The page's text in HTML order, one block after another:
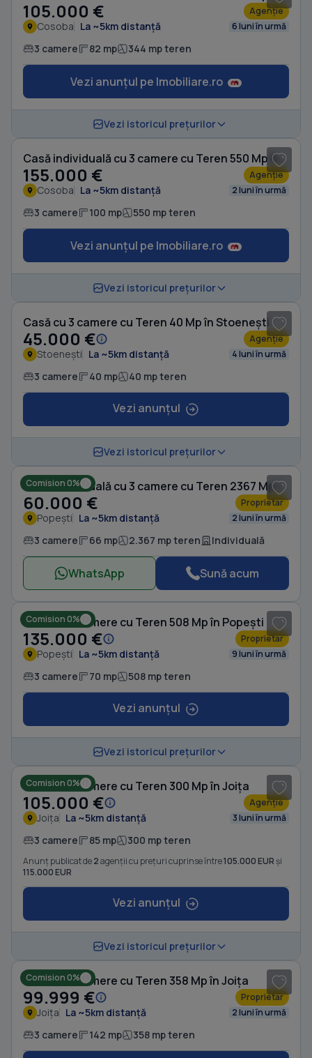
105.000 € Agenție
Cosoba La ~5km distanță 6 luni în urmă
3 camere 82 mp 344 mp teren
Vezi anunțul pe Imobiliare.ro
Vezi istoricul prețurilor
Casă individuală cu 3 camere cu Teren 550 Mp în Cosoba
155.000 € Agenție
Cosoba La ~5km distanță 2 luni în urmă
3 camere 100 mp 550 mp teren
Vezi anunțul pe Imobiliare.ro
Vezi istoricul prețurilor
Casă cu 3 camere cu Teren 40 Mp în Stoenești
45.000 € Agenție
Stoenești La ~5km distanță 4 luni în urmă
3 camere 40 mp 40 mp teren
Vezi anunțul
Vezi istoricul prețurilor
Comision 0% Casă individuală cu 3 camere cu Teren 2367 Mp în Popești
60.000 € Proprietar
Popești La ~5km distanță 2 luni în urmă
3 camere 66 mp 2.367 mp teren Individuală
WhatsApp Sună acum
Comision 0%
Casă cu 3 camere cu Teren 508 Mp în Popești
135.000 € Proprietar
Popești La ~5km distanță 9 luni în urmă
3 camere 70 mp 508 mp teren
Vezi anunțul
Vezi istoricul prețurilor
Comision 0%
Casă cu 3 camere cu Teren 300 Mp în Joița
105.000 € Agenție
Joița La ~5km distanță 3 luni în urmă
3 camere 85 mp 300 mp teren
Anunț publicat de2agenții cu prețuri cuprinse între105.000 EURși
115.000 EUR
Vezi anunțul
Vezi istoricul prețurilor
Comision 0%
Casă cu 3 camere cu Teren 358 Mp în Joița
99.999 € Proprietar
Joița La ~5km distanță 2 luni în urmă
3 camere 142 mp 358 mp teren